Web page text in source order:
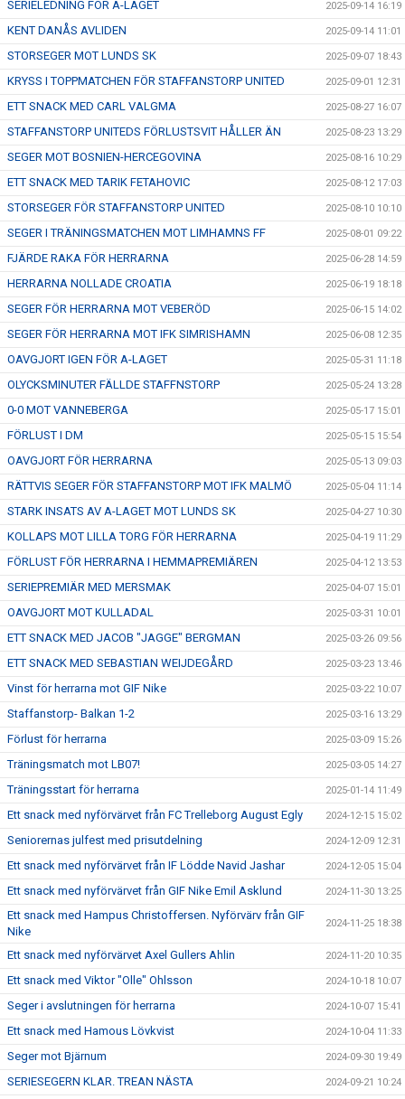
SERIELEDNING FÖR A-LAGET 2025-09-14 16:19
KENT DANÅS AVLIDEN 2025-09-14 11:01
STORSEGER MOT LUNDS SK 2025-09-07 18:43
KRYSS I TOPPMATCHEN FÖR STAFFANSTORP UNITED 2025-09-01 12:31
ETT SNACK MED CARL VALGMA 2025-08-27 16:07
STAFFANSTORP UNITEDS FÖRLUSTSVIT HÅLLER ÄN 2025-08-23 13:29
SEGER MOT BOSNIEN-HERCEGOVINA 2025-08-16 10:29
ETT SNACK MED TARIK FETAHOVIC 2025-08-12 17:03
STORSEGER FÖR STAFFANSTORP UNITED 2025-08-10 10:10
SEGER I TRÄNINGSMATCHEN MOT LIMHAMNS FF 2025-08-01 09:22
FJÄRDE RAKA FÖR HERRARNA 2025-06-28 14:59
HERRARNA NOLLADE CROATIA 2025-06-19 18:18
SEGER FÖR HERRARNA MOT VEBERÖD 2025-06-15 14:02
SEGER FÖR HERRARNA MOT IFK SIMRISHAMN 2025-06-08 12:35
OAVGJORT IGEN FÖR A-LAGET 2025-05-31 11:18
OLYCKSMINUTER FÄLLDE STAFFNSTORP 2025-05-24 13:28
0-0 MOT VANNEBERGA 2025-05-17 15:01
FÖRLUST I DM 2025-05-15 15:54
OAVGJORT FÖR HERRARNA 2025-05-13 09:03
RÄTTVIS SEGER FÖR STAFFANSTORP MOT IFK MALMÖ 2025-05-04 11:14
STARK INSATS AV A-LAGET MOT LUNDS SK 2025-04-27 10:30
KOLLAPS MOT LILLA TORG FÖR HERRARNA 2025-04-19 11:29
FÖRLUST FÖR HERRARNA I HEMMAPREMIÄREN 2025-04-12 13:53
SERIEPREMIÄR MED MERSMAK 2025-04-07 15:01
OAVGJORT MOT KULLADAL 2025-03-31 10:01
ETT SNACK MED JACOB "JAGGE" BERGMAN 2025-03-26 09:56
ETT SNACK MED SEBASTIAN WEIJDEGÅRD 2025-03-23 13:46
Vinst för herrarna mot GIF Nike 2025-03-22 10:07
Staffanstorp- Balkan 1-2 2025-03-16 13:29
Förlust för herrarna 2025-03-09 15:26
Träningsmatch mot LB07! 2025-03-05 14:27
Träningsstart för herrarna 2025-01-14 11:49
Ett snack med nyförvärvet från FC Trelleborg August Egly 2024-12-15 15:02
Seniorernas julfest med prisutdelning 2024-12-09 12:31
Ett snack med nyförvärvet från IF Lödde Navid Jashar 2024-12-05 15:04
Ett snack med nyförvärvet från GIF Nike Emil Asklund 2024-11-30 13:25
Ett snack med Hampus Christoffersen. Nyförvärv från GIF
Nike
2024-11-25 18:38
Ett snack med nyförvärvet Axel Gullers Ahlin 2024-11-20 10:35
Ett snack med Viktor "Olle" Ohlsson 2024-10-18 10:07
Seger i avslutningen för herrarna 2024-10-07 15:41
Ett snack med Hamous Lövkvist 2024-10-04 11:33
Seger mot Bjärnum 2024-09-30 19:49
SERIESEGERN KLAR. TREAN NÄSTA 2024-09-21 10:24